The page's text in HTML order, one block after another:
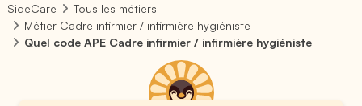
SideCare
Tous les métiers
Métier Cadre infirmier / infirmière hygiéniste
Quel code APE Cadre infirmier / infirmière hygiéniste